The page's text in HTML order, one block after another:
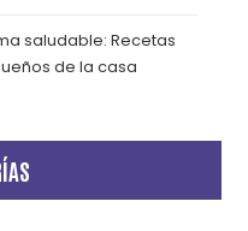
saludable: Recetas
de la casa